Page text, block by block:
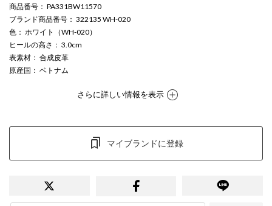
商品番号 ： PA331BW11570
ブランド商品番号 ： 322135 WH-020
色 ： ホワイト（WH-020）
ヒールの高さ ： 3.0cm
表素材 ： 合成皮革
原産国 ： ベトナム
さらに詳しい情報を表示
マイブランドに登録